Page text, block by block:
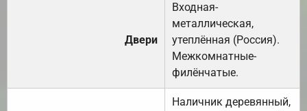
Двери
Входная-
металлическая,
утеплённая (Россия).
Межкомнатные-
филёнчатые.
Наличник деревянный,